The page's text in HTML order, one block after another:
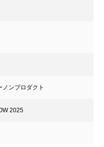
ンプロダクト
2025